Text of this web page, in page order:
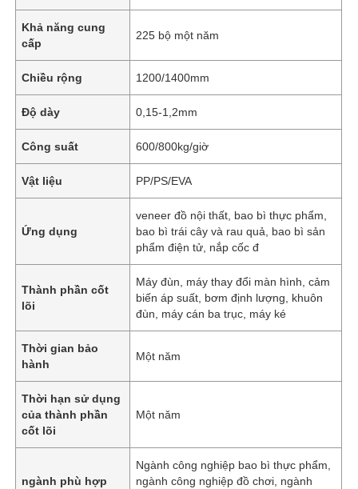
Khả năng cung
cấp
225 bộ một năm
Chiều rộng 1200/1400mm
Độ dày 0,15-1,2mm
Công suất 600/800kg/giờ
Vật liệu PP/PS/EVA
Ứng dụng
veneer đồ nội thất, bao bì thực phẩm,
bao bì trái cây và rau quả, bao bì sản
phẩm điện tử, nắp cốc đ
Thành phần cốt
lõi
Máy đùn, máy thay đổi màn hình, cảm
biến áp suất, bơm định lượng, khuôn
đùn, máy cán ba trục, máy ké
Thời gian bảo
hành
Một năm
Thời hạn sử dụng
của thành phần
cốt lõi
Một năm
ngành phù hợp
Ngành công nghiệp bao bì thực phẩm,
ngành công nghiệp đồ chơi, ngành